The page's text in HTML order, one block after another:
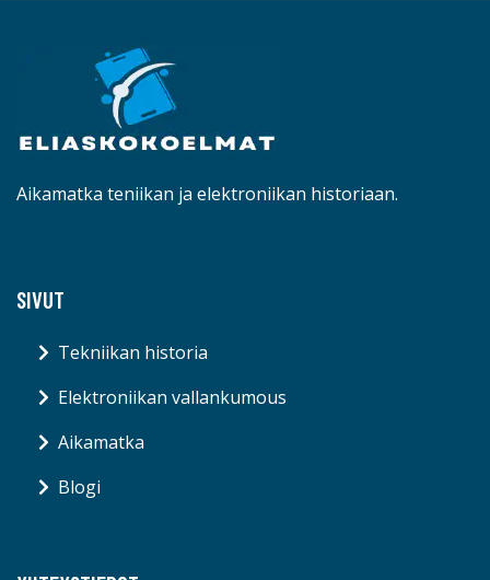
Aikamatka teniikan ja elektroniikan historiaan.
SIVUT
Tekniikan historia
Elektroniikan vallankumous
Aikamatka
Blogi